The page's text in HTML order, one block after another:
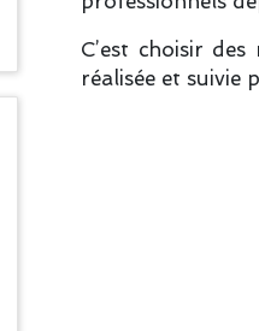
C’est choisir
réalisée et suivie